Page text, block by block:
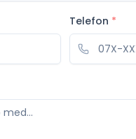
Telefon *